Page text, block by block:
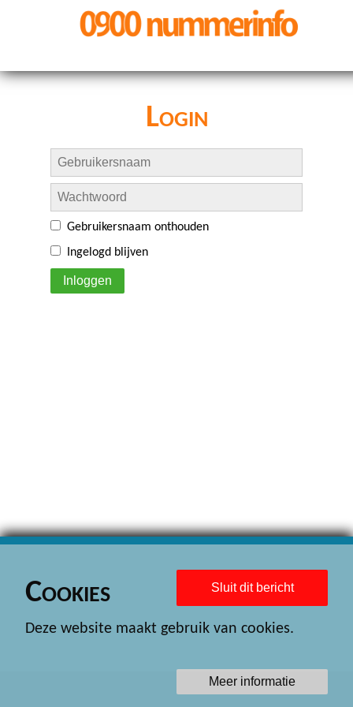
Login
Gebruikersnaam onthouden
Ingelogd blijven
Inloggen
Sluit dit bericht
Cookies
Deze website maakt gebruik van cookies.
Meer informatie